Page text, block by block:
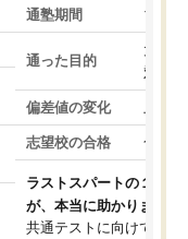
通塾期間 1～3
通った目的
大学
対策
偏差値の変化
志望校の合格 合格
ラストスパートの１か月
が、本当に助かりました
共通テストに向けての追